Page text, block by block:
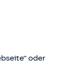
oder